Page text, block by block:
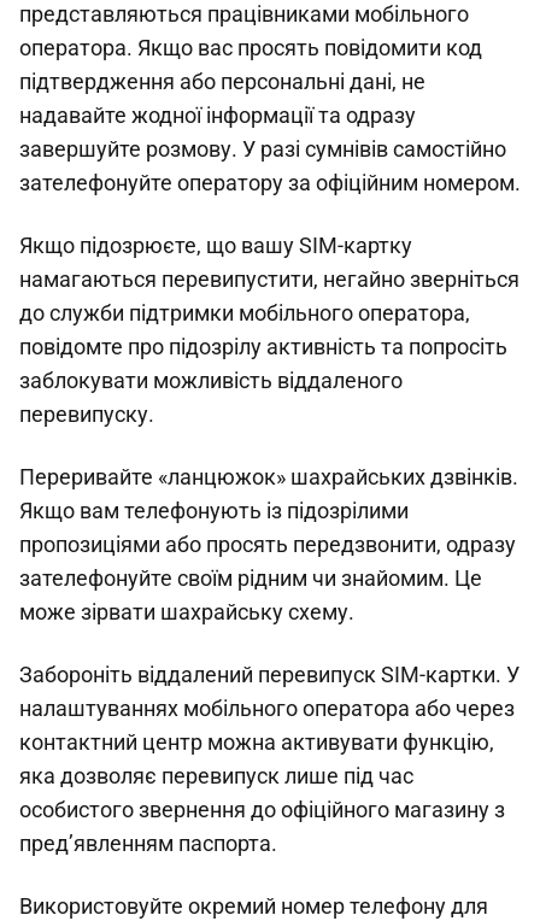
представляються працівниками мобільного
оператора. Якщо вас просять повідомити код
підтвердження або персональні дані, не
надавайте жодної інформації та одразу
завершуйте розмову. У разі сумнівів самостійно
зателефонуйте оператору за офіційним номером.
Якщо підозрюєте, що вашу SIM-картку
намагаються перевипустити, негайно зверніться
до служби підтримки мобільного оператора,
повідомте про підозрілу активність та попросіть
заблокувати можливість віддаленого
перевипуску.
Переривайте «ланцюжок» шахрайських дзвінків.
Якщо вам телефонують із підозрілими
пропозиціями або просять передзвонити, одразу
зателефонуйте своїм рідним чи знайомим. Це
може зірвати шахрайську схему.
Забороніть віддалений перевипуск SIM-картки. У
налаштуваннях мобільного оператора або через
контактний центр можна активувати функцію,
яка дозволяє перевипуск лише під час
особистого звернення до офіційного магазину з
пред’явленням паспорта.
Використовуйте окремий номер телефону для